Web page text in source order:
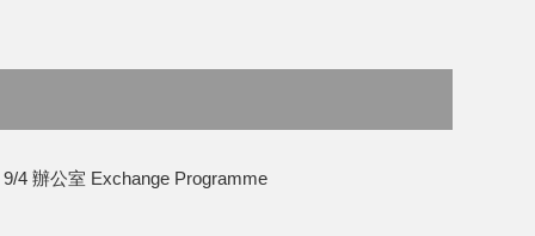
4 辦公室 Exchange Programme